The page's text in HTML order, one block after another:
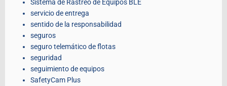
Sistema de Rastreo de Equipos BLE
servicio de entrega
sentido de la responsabilidad
seguros
seguro telemático de flotas
seguridad
seguimiento de equipos
SafetyCam Plus